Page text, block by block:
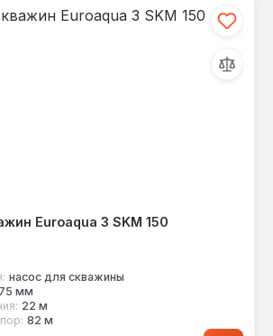
Euroaqua 3 SKM 150
насос для скважины
75 мм
22 м
82 м